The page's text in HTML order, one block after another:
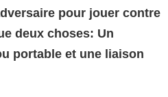
pour jouer contre
deux choses: Un
portable et une liaison